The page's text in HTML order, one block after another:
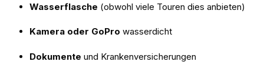
Wasserflasche (obwohl viele Touren dies anbieten)
Kamera oder GoPro wasserdicht
Dokumente und Krankenversicherungen